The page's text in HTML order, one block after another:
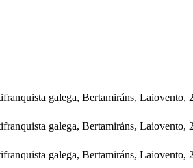
galega, Bertamiráns, Laiovento,
galega, Bertamiráns, Laiovento,
galega, Bertamiráns, Laiovento,